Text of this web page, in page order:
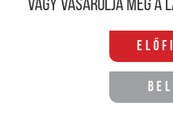
Vagy vásárolja meg a